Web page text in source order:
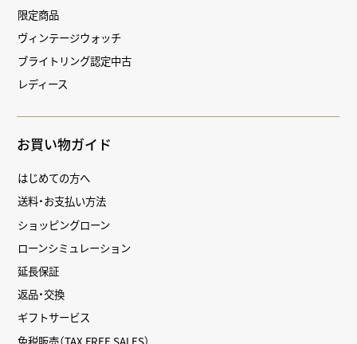
限定商品
ヴィンテージウォッチ
ブライトリング認定中古
レディース
お買い物ガイド
はじめての方へ
送料・お支払い方法
ショッピングローン
ローンシミュレーション
延長保証
返品・交換
ギフトサービス
免税販売（TAX FREE SALES）